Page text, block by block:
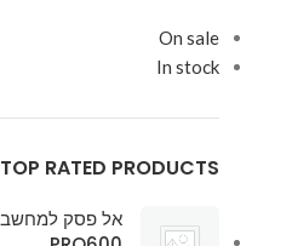
On sale
In stock
TOP RATED PRODUCTS